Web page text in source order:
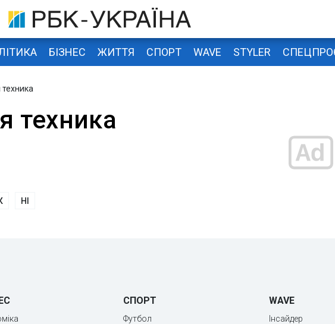
БІЗНЕС ЖИТТЯ СПОРТ WAVE STYLER
техника
НІ
СПОРТ
Футбол
WAVE
Інсайдер